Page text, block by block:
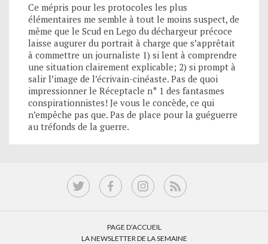
Ce mépris pour les protocoles les plus
élémentaires me semble à tout le moins suspect, de
même que le Scud en Lego du déchargeur précoce
laisse augurer du portrait à charge que s’apprêtait
à commettre un journaliste 1) si lent à comprendre
une situation clairement explicable; 2) si prompt à
salir l’image de l’écrivain-cinéaste. Pas de quoi
impressionner le Réceptacle n° 1 des fantasmes
conspirationnistes! Je vous le concède, ce qui
n’empêche pas que. Pas de place pour la guéguerre
au tréfonds de la guerre.
PAGE D’ACCUEIL
LA NEWSLETTER DE LA SEMAINE